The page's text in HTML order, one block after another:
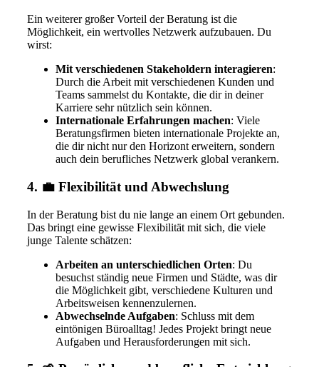
Ein weiterer großer Vorteil der Beratung ist die
Möglichkeit, ein wertvolles Netzwerk aufzubauen. Du
wirst:
Mit verschiedenen Stakeholdern interagieren:
Durch die Arbeit mit verschiedenen Kunden und
Teams sammelst du Kontakte, die dir in deiner
Karriere sehr nützlich sein können.
Internationale Erfahrungen machen: Viele
Beratungsfirmen bieten internationale Projekte an,
die dir nicht nur den Horizont erweitern, sondern
auch dein berufliches Netzwerk global verankern.
4. 💼 Flexibilität und Abwechslung
In der Beratung bist du nie lange an einem Ort gebunden.
Das bringt eine gewisse Flexibilität mit sich, die viele
junge Talente schätzen:
Arbeiten an unterschiedlichen Orten: Du
besuchst ständig neue Firmen und Städte, was dir
die Möglichkeit gibt, verschiedene Kulturen und
Arbeitsweisen kennenzulernen.
Abwechselnde Aufgaben: Schluss mit dem
eintönigen Büroalltag! Jedes Projekt bringt neue
Aufgaben und Herausforderungen mit sich.